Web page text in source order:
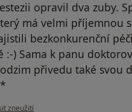
opravil dva zuby.
má velmi příjemnou
bezkonkurenční
:-) Sama k panu
přivedu také svou
uživatele Váš účet byl odstraněn
zneužití